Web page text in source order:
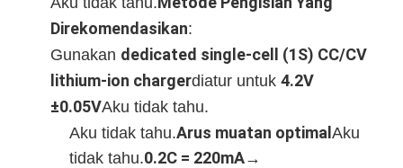
Tegangan
Nominal
3.7 V
Kapasitas
Nominal
600 mAh
Kapasitas
Daya
Direkomendasikan:
Gunakan dedicated single-cell (1S) CC/CV
lithium-ion chargerdiatur untuk4.2V
±0.05VAku tidak tahu.
Aku tidak tahu.Arus muatan optimalAku
tidak tahu.0.2C = 220mA→